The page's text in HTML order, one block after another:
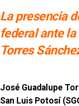
La presencia
federal ante
Torres
José Guadalupe
San Luis Potosí